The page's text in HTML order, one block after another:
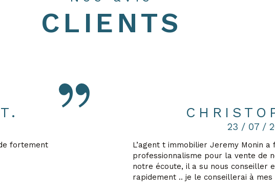
CLIENTS
fortement
23 / 07 /
L’agent t immobilier Jeremy Monin a
professionnalisme pour la vente de
notre écoute, il a su nous conseiller
rapidement .. je le conseillerai à